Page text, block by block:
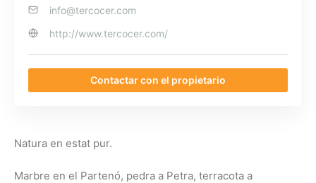
info@tercocer.com
http://www.tercocer.com/
Contactar con el propietario
Natura en estat pur.
Marbre en el Partenó, pedra a Petra, terracota a